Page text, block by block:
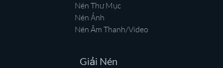
Nén Thư Mục
Nén Ảnh
Nén Âm Thanh/Video
Giải Nén